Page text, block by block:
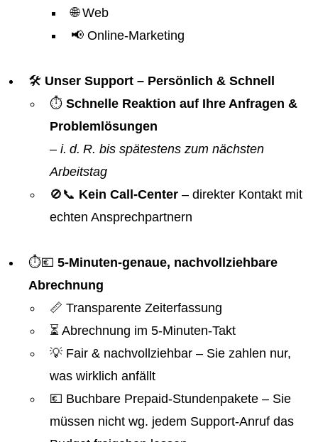
🌐 Web
📢 Online-Marketing
🛠️ Unser Support – Persönlich & Schnell
⏱️ Schnelle Reaktion auf Ihre Anfragen &
Problemlösungen
– i. d. R. bis spätestens zum nächsten
Arbeitstag
🚫📞 Kein Call-Center – direkter Kontakt mit
echten Ansprechpartnern
⏱️💶 5-Minuten-genaue, nachvollziehbare
Abrechnung
📏 Transparente Zeiterfassung
⏳ Abrechnung im 5-Minuten-Takt
💡 Fair & nachvollziehbar – Sie zahlen nur,
was wirklich anfällt
💶 Buchbare Prepaid-Stundenpakete – Sie
müssen nicht wg. jedem Support-Anruf das